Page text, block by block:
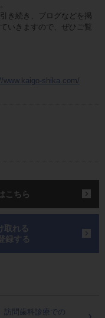
き続き、ブログなどを掲
いきますので、ぜひご覧
www.kaigo-shika.com/
こちら
取れる
録する
訪問歯科診療での